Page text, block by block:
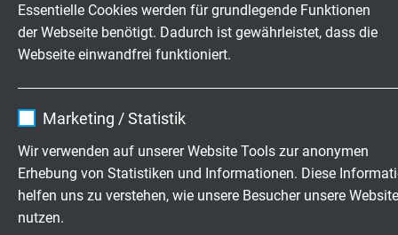
Essentielle Cookies werden für grundlegende Funktionen
der Webseite benötigt. Dadurch ist gewährleistet, dass die
Webseite einwandfrei funktioniert.
Laufzeit 1 Jahr
Marketing / Statistik
Wir verwenden auf unserer Website Tools zur anonymen
Erhebung von Statistiken und Informationen. Diese
helfen uns zu verstehen, wie unsere Besucher unsere Website
nutzen.
L35601604 4 x 16 AWG 0,26 mm
Artikel anfragen
Artikel anfragen
L35601607 7 x 16 AWG 0,26 mm
Artikel anfragen